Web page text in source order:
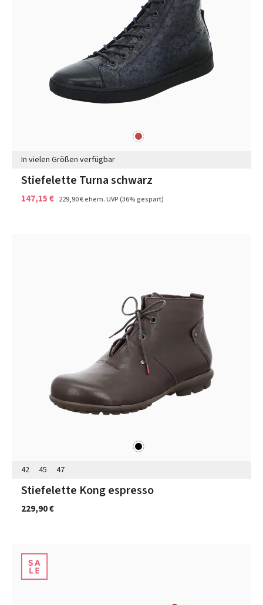
rot
In vielen Größen verfügbar
Stiefelette Turna schwarz
147,15 € 229,90 €ehem. UVP(36% gespart)
schwarz
42 45 47
Stiefelette Kong espresso
229,90 €